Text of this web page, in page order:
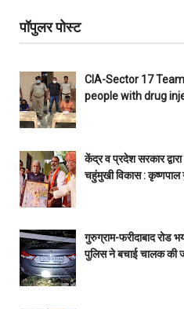
पॉपुलर पोस्ट
CIA-Sector 17
people with drug
केंद्र व प्रदेश सरकार
चहुंमुखी विकास : कृष्णपाल
गुरुग्राम-फरीदाबाद रोड
पुलिस ने बचाई चालक की